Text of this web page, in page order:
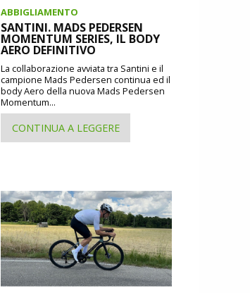
ABBIGLIAMENTO
SANTINI. MADS PEDERSEN
MOMENTUM SERIES, IL BODY
AERO DEFINITIVO
La collaborazione avviata tra Santini e il
campione Mads Pedersen continua ed il
body Aero della nuova Mads Pedersen
Momentum...
CONTINUA A LEGGERE